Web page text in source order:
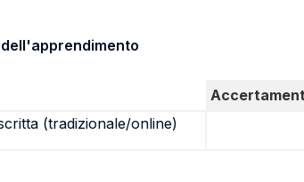
(tradizionale/online)